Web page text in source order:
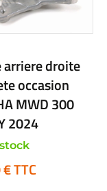
arriere droite
occasion
MWD 300
2024
TTC